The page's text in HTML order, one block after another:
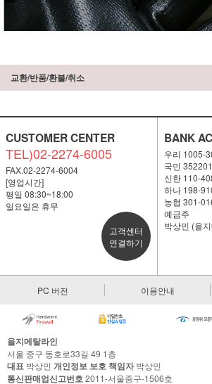
교환/반품/환불/취소
CUSTOMER CENTER
TEL)02-2274-6005
FAX.02-2274-6004
[영업시간]
평일 08:30~18:00
일요일은 휴무
고객센터
연결하기
BANK
우리 1005-
국민
신한 110-
하나 198-
농협 301-
예금주
박상민 (을
PC 버전 이용안내
을지메탈라인
서울 중구 동호로33길 49 1층
대표 박상민 개인정보 보호 책임자박상민
통신판매업신고번호2011-서울중구-1506호